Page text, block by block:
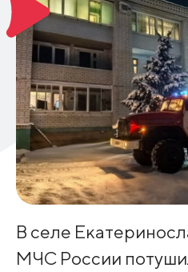
В селе
МЧС России